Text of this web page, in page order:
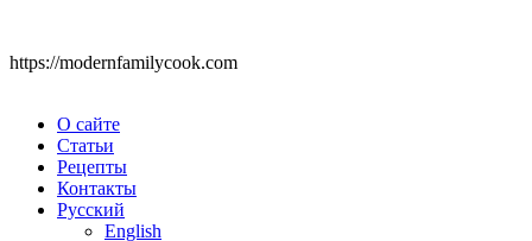
https://modernfamilycook.com
О сайте
Статьи
Рецепты
Контакты
Русский
English